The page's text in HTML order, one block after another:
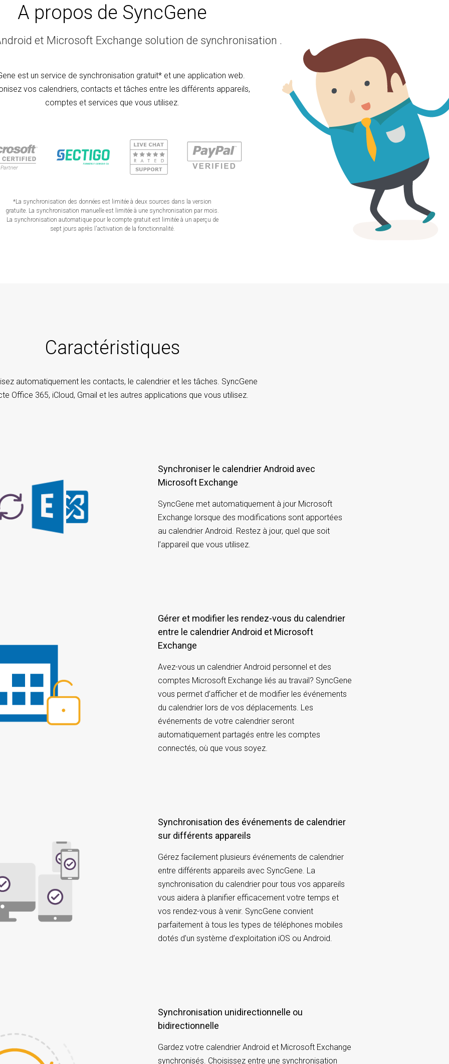
A propos de SyncGene
et Microsoft Exchange solution de synchronisation .
est un service de synchronisation gratuit* et une application web.
vos calendriers, contacts et tâches entre les différents appareils,
comptes et services que vous utilisez.
*La synchronisation des données est limitée à deux sources dans la version
gratuite. La synchronisation manuelle est limitée à une synchronisation par mois.
La synchronisation automatique pour le compte gratuit est limitée à un aperçu de
sept jours après l'activation de la fonctionnalité.
Caractéristiques
automatiquement les contacts, le calendrier et les tâches. SyncGene
Office 365, iCloud, Gmail et les autres applications que vous utilisez.
Synchroniser le calendrier Android avec
Microsoft Exchange
SyncGene met automatiquement à jour Microsoft
Exchange lorsque des modifications sont apportées
au calendrier Android. Restez à jour, quel que soit
l’appareil que vous utilisez.
Gérer et modifier les rendez-vous du calendrier
entre le calendrier Android et Microsoft
Exchange
Avez-vous un calendrier Android personnel et des
comptes Microsoft Exchange liés au travail? SyncGene
vous permet d’afficher et de modifier les événements
du calendrier lors de vos déplacements. Les
événements de votre calendrier seront
automatiquement partagés entre les comptes
connectés, où que vous soyez.
Synchronisation des événements de calendrier
sur différents appareils
Gérez facilement plusieurs événements de calendrier
entre différents appareils avec SyncGene. La
synchronisation du calendrier pour tous vos appareils
vous aidera à planifier efficacement votre temps et
vos rendez-vous à venir. SyncGene convient
parfaitement à tous les types de téléphones mobiles
dotés d’un système d’exploitation iOS ou Android.
Synchronisation unidirectionnelle ou
bidirectionnelle
Gardez votre calendrier Android et Microsoft Exchange
synchronisés. Choisissez entre une synchronisation